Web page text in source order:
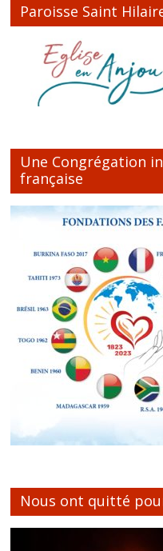
Paroisse Saint
Une Congrégation
française
Nous ont quitté